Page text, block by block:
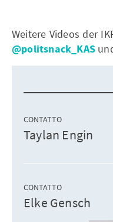
Weitere Videos der
@politsnack_KAS
CONTATTO
Taylan Engin
CONTATTO
Elke Gensch